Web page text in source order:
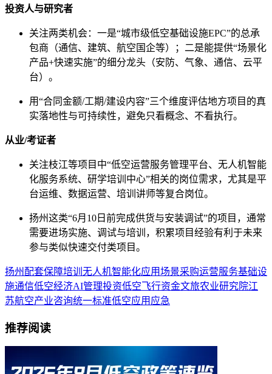
投资人与研究者
关注两类机会：一是“城市级低空基础设施EPC”的总承
包商（通信、建筑、航空国企等）；二是能提供“场景化
产品+快速实施”的细分龙头（安防、气象、通信、云平
台）。
用“合同金额/工期/建设内容”三个维度评估地方项目的真
实落地性与可持续性，避免只看概念、不看执行。
从业/考证者
关注枝江等项目中“低空运营服务管理平台、无人机智能
化服务系统、研学培训中心”相关的岗位需求，尤其是平
台运维、数据运营、培训讲师等复合岗位。
扬州这类“6月10日前完成供货与安装调试”的项目，通常
需要进场实施、调试与培训，积累项目经验有利于未来
参与类似快速交付类项目。
扬州 配套保障培训 无人机智能化应用场景采购运营服务基础设
施通信低空经济AI管理投资低空飞行资金文旅农业研究院江
苏航空产业咨询统一标准低空应用 应急
推荐阅读